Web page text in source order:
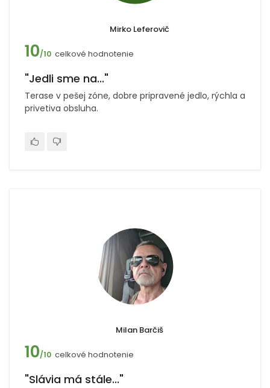
Mirko Leferovič
10/10 celkové hodnotenie
"Jedli sme na..."
Terase v pešej zóne, dobre pripravené jedlo, rýchla a
privetiva obsluha.
Milan Barčiš
10/10 celkové hodnotenie
"Slávia má stále..."